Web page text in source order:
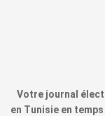
Votre journal
en Tunisie en